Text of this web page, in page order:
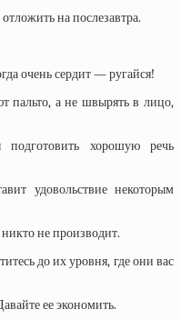
на послезавтра.
очень сердит — ругайся!
пальто, а не швырять в лицо,
подготовить хорошую речь
удовольствие некоторым
не производит.
до их уровня, где они вас
ее экономить.